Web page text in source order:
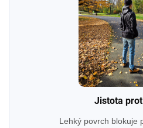
Jistota
Lehký povrch blokuje